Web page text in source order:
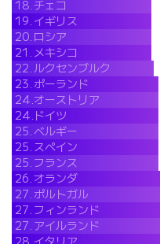
18.チェコ
19. イギリス
20. ロシア
21. メキシコ
22.ルクセンブルク
23. ポーランド
24.オーストリア
24. ドイツ
25.ベルギー
25. スペイン
25. フランス
26.オランダ
27. ポルトガル
27. フィンランド
27. アイルランド